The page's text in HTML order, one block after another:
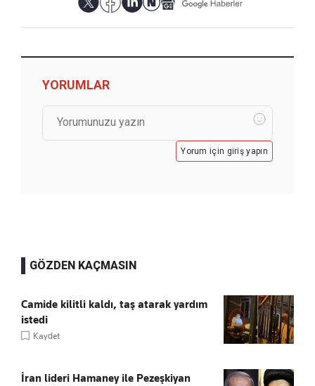
YORUMLAR
Yorum için giriş yapın
GÖZDEN KAÇMASIN
Camide kilitli kaldı, taş atarak yardım
istedi
Kaydet
İran lideri Hamaney ile Pezeşkiyan